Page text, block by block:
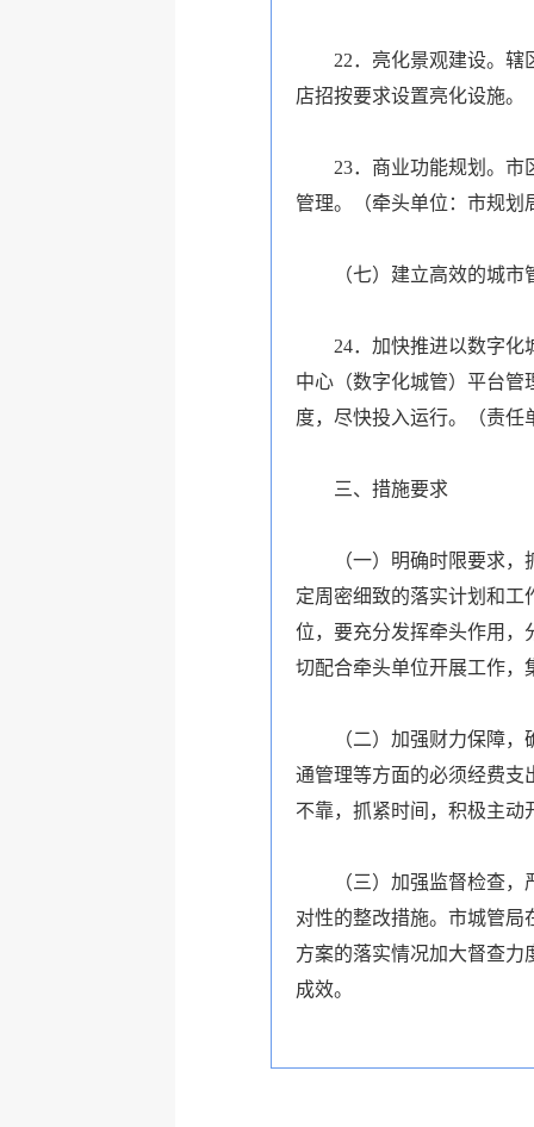
22．亮化景观建设。辖区
店招按要求设置亮化设施。
23．商业功能规划。市区
管理。（牵头单位：市规划
（七）建立高效的城市
24．加快推进以数字化城
中心（数字化城管）平台管
度，尽快投入运行。（责任
三、措施要求
（一）明确时限要求，抓
定周密细致的落实计划和工
位，要充分发挥牵头作用，
切配合牵头单位开展工作，
（二）加强财力保障，确
通管理等方面的必须经费支
不靠，抓紧时间，积极主动
（三）加强监督检查，严
对性的整改措施。市城管局
方案的落实情况加大督查力
成效。